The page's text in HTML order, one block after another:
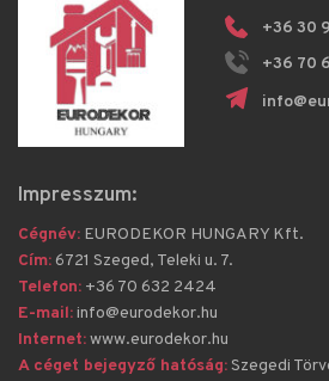
+36 30
+36 70
Impresszum:
Cégnév: EURODEKOR HUNGARY Kft.
Cím: 6721 Szeged, Teleki u. 7.
Telefon: +36 70 632 2424
E-mail: info@eurodekor.hu
Internet: www.eurodekor.hu
A céget bejegyző hatóság: Szegedi